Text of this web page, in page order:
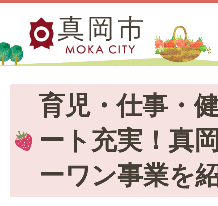
育児・仕事・
ート充実！真
ーワン事業を